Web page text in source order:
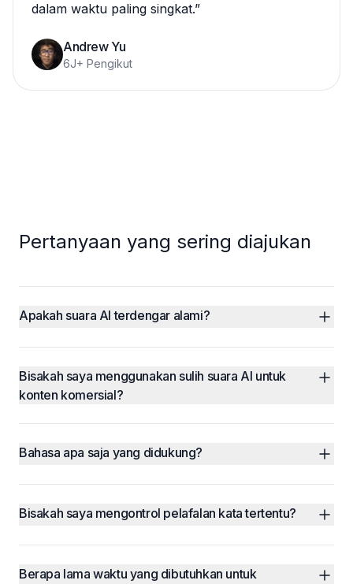
dalam waktu paling singkat.”
Andrew Yu
6J+ Pengikut
Pertanyaan yang sering diajukan
Apakah suara AI terdengar alami?
Bisakah saya menggunakan sulih suara AI untuk
konten komersial?
Bahasa apa saja yang didukung?
Bisakah saya mengontrol pelafalan kata tertentu?
Berapa lama waktu yang dibutuhkan untuk